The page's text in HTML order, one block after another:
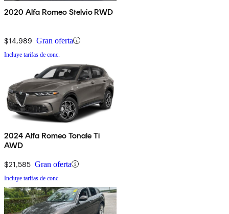
2020 Alfa Romeo Stelvio RWD
$14,989 Gran oferta
Incluye tarifas de conc.
2024 Alfa Romeo Tonale Ti
AWD
$21,585 Gran oferta
Incluye tarifas de conc.